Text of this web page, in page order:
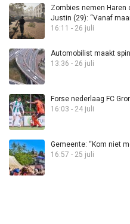
Zombies nemen Haren
Justin (29): “Vanaf
16:11 - 26 juli
Automobilist maakt spin
13:36 - 26 juli
Forse nederlaag FC
16:03 - 24 juli
Gemeente: “Kom niet
16:57 - 25 juli